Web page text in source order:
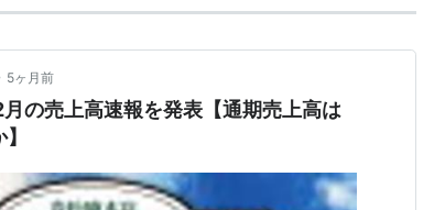
5ヶ月前
の売上高速報を発表【通期売上高は